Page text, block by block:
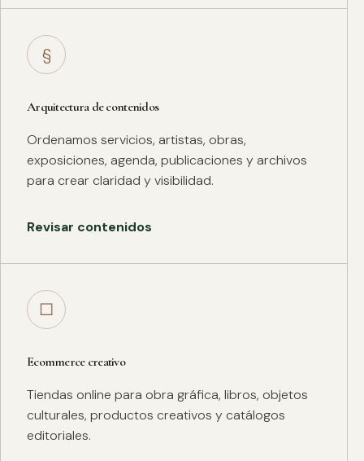
§
Arquitectura de contenidos
Ordenamos servicios, artistas, obras,
exposiciones, agenda, publicaciones y archivos
para crear claridad y visibilidad.
Revisar contenidos
□
Ecommerce creativo
Tiendas online para obra gráfica, libros, objetos
culturales, productos creativos y catálogos
editoriales.